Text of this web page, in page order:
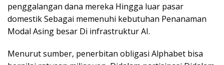
penggalangan dana mereka Hingga luar pasar
domestik Sebagai memenuhi kebutuhan Penanaman
Modal Asing besar Di infrastruktur AI.
Menurut sumber, penerbitan obligasi Alphabet bisa